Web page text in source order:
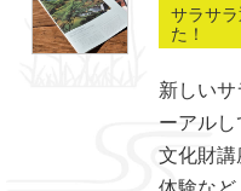
サラサ
た！
新しい
ーアルし
文化財